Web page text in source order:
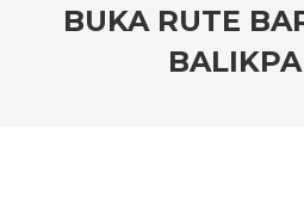
BUKA RUTE